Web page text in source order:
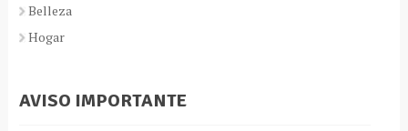
Belleza
Hogar
AVISO IMPORTANTE